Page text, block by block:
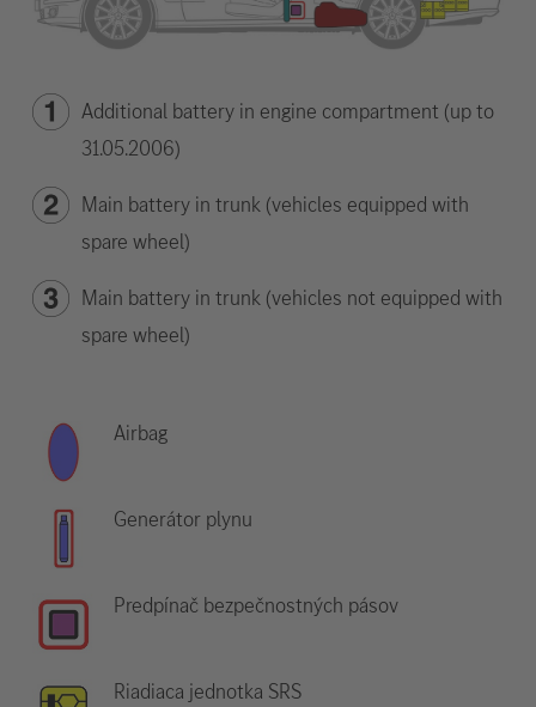
Additional battery in engine compartment (up to
31.05.2006)
Main battery in trunk (vehicles equipped with
spare wheel)
Main battery in trunk (vehicles not equipped with
spare wheel)
Airbag
Generátor plynu
Predpínač bezpečnostných pásov
Riadiaca jednotka SRS